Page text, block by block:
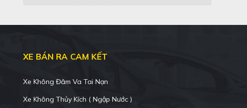
XE BÁN RA CAM KẾT
Xe Không Đâm Va Tai Nạn
Xe Không Thủy Kích ( Ngập Nước )